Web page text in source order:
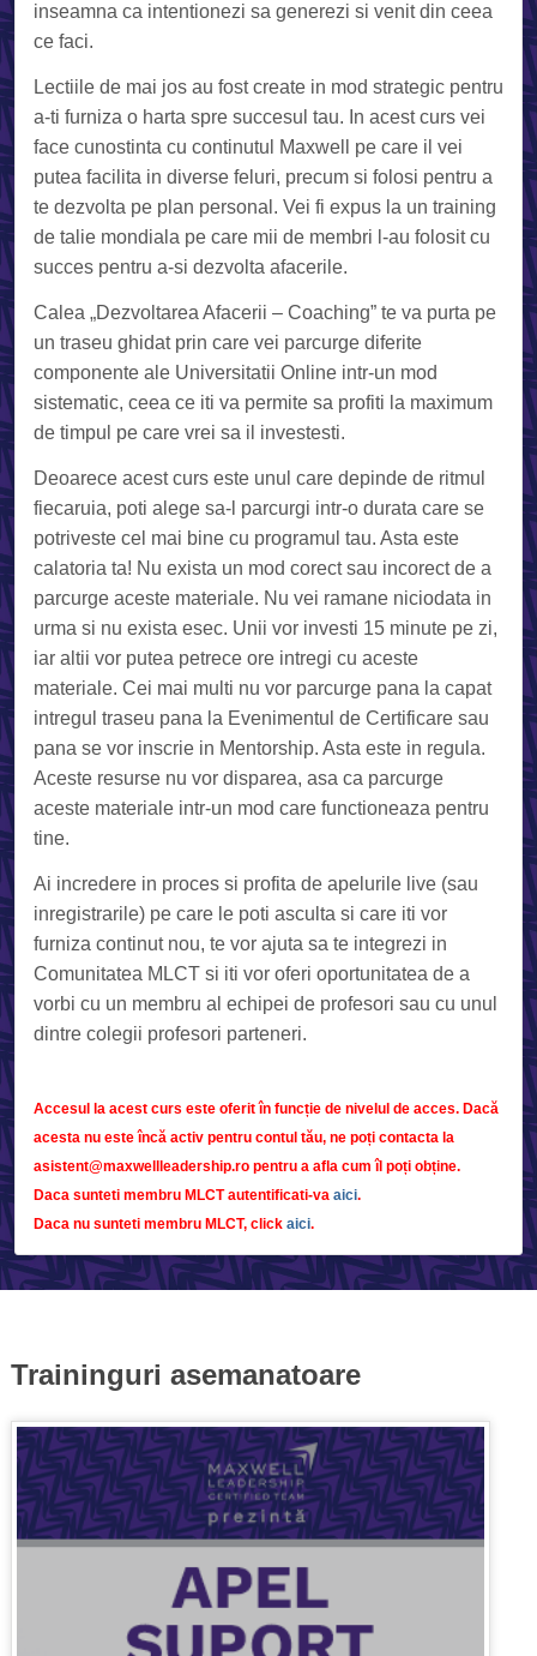
inseamna ca intentionezi sa generezi si venit din ceea
ce faci.
Lectiile de mai jos au fost create in mod strategic pentru
a-ti furniza o harta spre succesul tau. In acest curs vei
face cunostinta cu continutul Maxwell pe care il vei
putea facilita in diverse feluri, precum si folosi pentru a
te dezvolta pe plan personal. Vei fi expus la un training
de talie mondiala pe care mii de membri l-au folosit cu
succes pentru a-si dezvolta afacerile.
Calea „Dezvoltarea Afacerii – Coaching” te va purta pe
un traseu ghidat prin care vei parcurge diferite
componente ale Universitatii Online intr-un mod
sistematic, ceea ce iti va permite sa profiti la maximum
de timpul pe care vrei sa il investesti.
Deoarece acest curs este unul care depinde de ritmul
fiecaruia, poti alege sa-l parcurgi intr-o durata care se
potriveste cel mai bine cu programul tau. Asta este
calatoria ta! Nu exista un mod corect sau incorect de a
parcurge aceste materiale. Nu vei ramane niciodata in
urma si nu exista esec. Unii vor investi 15 minute pe zi,
iar altii vor putea petrece ore intregi cu aceste
materiale. Cei mai multi nu vor parcurge pana la capat
intregul traseu pana la Evenimentul de Certificare sau
pana se vor inscrie in Mentorship. Asta este in regula.
Aceste resurse nu vor disparea, asa ca parcurge
aceste materiale intr-un mod care functioneaza pentru
tine.
Ai incredere in proces si profita de apelurile live (sau
inregistrarile) pe care le poti asculta si care iti vor
furniza continut nou, te vor ajuta sa te integrezi in
Comunitatea MLCT si iti vor oferi oportunitatea de a
vorbi cu un membru al echipei de profesori sau cu unul
dintre colegii profesori parteneri.
Accesul la acest curs este oferit în funcție de nivelul de acces. Dacă
acesta nu este încă activ pentru contul tău, ne poți contacta la
asistent@maxwellleadership.ro pentru a afla cum îl poți obține.
Daca sunteti membru MLCT autentificati-va aici.
Daca nu sunteti membru MLCT, click aici.
Traininguri asemanatoare